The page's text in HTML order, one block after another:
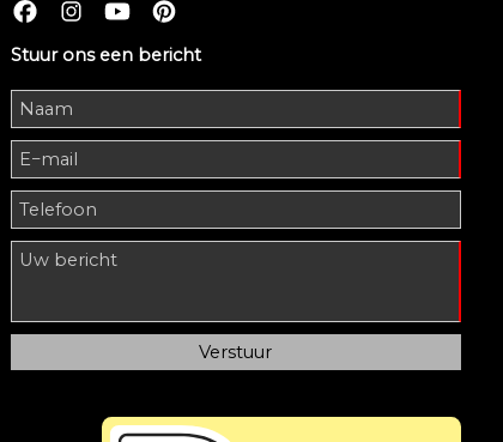
Stuur ons een bericht